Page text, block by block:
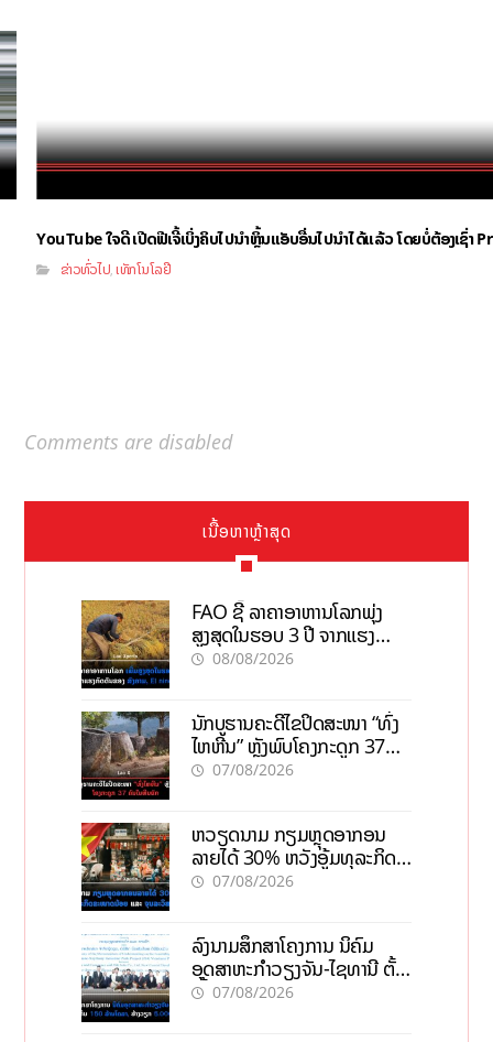
YouTube ໃຈດີ ເປີດຟີເຈີ້ເບິ່ງຄິບໄປນຳຫຼິ້ນແອັບອື່ນໄປນຳໄດ້ແລ້ວ ໂດຍບໍ່ຕ້ອງເຊົ່າ
ຂ່າວທົ່ວໄປ,ເທັກໂນໂລຢີ
Comments are disabled
ເນື້ອຫາຫຼ້າສຸດ
FAO ຊີ້ ລາຄາອາຫານໂລກພຸ່ງ
ສູງສຸດໃນຮອບ 3 ປີ ຈາກແຮງ
ກົດດັນຂອງສົງຄາມ, El nino
08/08/2026
ນັກບູຮານຄະດີໄຂປິດສະໜາ “ທົ່ງ
ໄຫຫີນ” ຫຼັງພົບໂຄງກະດູກ 37
ຄົນໃນຫີນຍັກ
07/08/2026
ຫວຽດນາມ ກຽມຫຼຸດອາກອນ
ລາຍໄດ້ 30% ຫວັງອູ້ມທຸລະກິດ
ຂະໜາດນ້ອຍ ແລະ ຈຸນລະ
07/08/2026
ລົງນາມສຶກສາໂຄງການ ນິຄົມ
ອຸດສາຫະກຳວຽງຈັນ-ໄຊທານີ ຕັ້ງ
ເປົ້າດຶງທຶນ 150 ລ້ານໂດລາ, ສ້າງ
07/08/2026